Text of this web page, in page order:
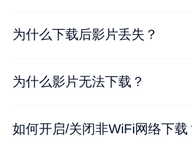
为什么下载后影片丢失？
为什么影片无法下载？
如何开启/关闭非WiFi网络下载